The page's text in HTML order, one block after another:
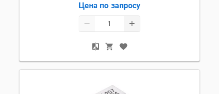
Цена по запросу